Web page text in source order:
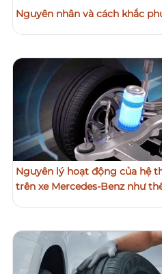
Nguyên nhân và cách khắc
Nguyên lý hoạt động của hệ
trên xe Mercedes-Benz như